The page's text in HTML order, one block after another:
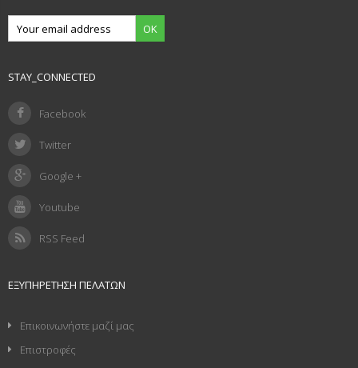
OK
STAY_CONNECTED
Facebook
Twitter
Google +
Youtube
RSS Feed
ΕΞΥΠΗΡΈΤΗΣΗ ΠΕΛΑΤΏΝ
Επικοινωνήστε μαζί μας
Επιστροφές